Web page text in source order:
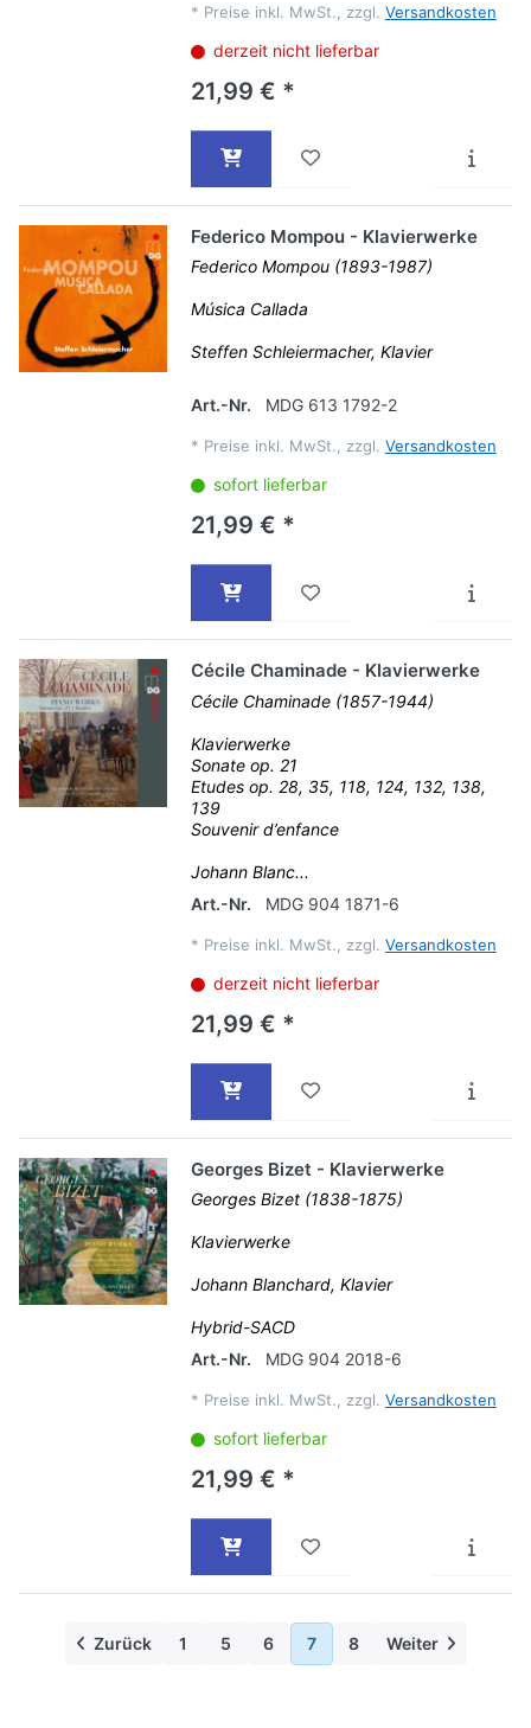
* Preise inkl. MwSt., zzgl. Versandkosten
derzeit nicht lieferbar
21,99 € *
Federico Mompou - Klavierwerke
Federico Mompou (1893-1987)
Música Callada
Steffen Schleiermacher, Klavier
Art.-Nr. MDG 613 1792-2
* Preise inkl. MwSt., zzgl. Versandkosten
sofort lieferbar
21,99 € *
Cécile Chaminade - Klavierwerke
Cécile Chaminade (1857-1944)
Klavierwerke
Sonate op. 21
Etudes op. 28, 35, 118, 124, 132, 138,
139
Souvenir d’enfance
Johann Blanc...
Art.-Nr.
MDG 904 1871-6
* Preise inkl. MwSt., zzgl. Versandkosten
derzeit nicht lieferbar
21,99 € *
Georges Bizet - Klavierwerke
Georges Bizet (1838-1875)
Klavierwerke
Johann Blanchard, Klavier
Hybrid-SACD
Art.-Nr.
MDG 904 2018-6
* Preise inkl. MwSt., zzgl. Versandkosten
sofort lieferbar
21,99 € *
Zurück 1 5 6 7 8 Weiter